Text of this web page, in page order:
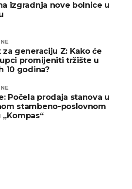
izgradnja nove bolnice u
za generaciju Z: Kako će
promijeniti tržište u
10 godina?
Počela prodaja stanova u
stambeno-poslovnom